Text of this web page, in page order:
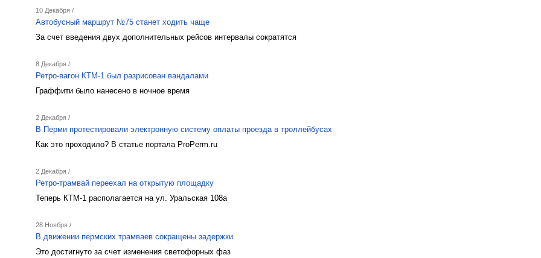
10 Декабря /
Автобусный маршрут №75 станет ходить чаще
За счет введения двух дополнительных рейсов интервалы сократятся
8 Декабря /
Ретро-вагон КТМ-1 был разрисован вандалами
Граффити было нанесено в ночное время
2 Декабря /
В Перми протестировали электронную систему оплаты проезда в троллейбусах
Как это проходило? В статье портала ProPerm.ru
2 Декабря /
Ретро-трамвай переехал на открытую площадку
Теперь КТМ-1 располагается на ул. Уральская 108а
28 Ноября /
В движении пермских трамваев сокращены задержки
Это достигнуто за счет изменения светофорных фаз